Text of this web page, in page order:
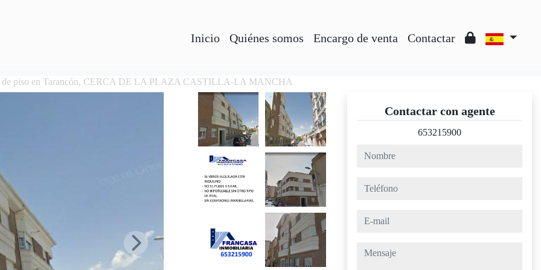
Inicio Quiénes somos Encargo de venta Contactar
de piso en Tarancón, CERCA DE LA PLAZA CASTILLA-LA MANCHA
Contactar con agente
653215900
nombre
teléfono
e-mail
mensaje